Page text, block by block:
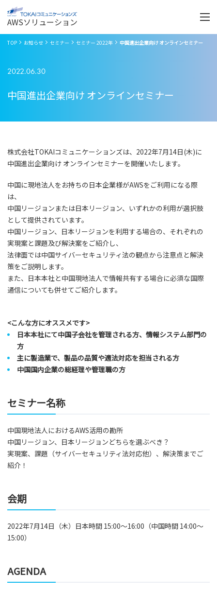
AWSソリューション
く
TOP お知らせ セミナー セミナー 2022年 中国進出企業向け オンラインセミナー
2022.06.30
中国進出企業向け オンラインセミナー
株式会社TOKAIコミュニケーションズは、2022年7月14日(木)に
中国進出企業向け オンラインセミナーを開催いたします。
中国に現地法人をお持ちの日本企業様がAWSをご利用になる際
は、
中国リージョンまたは日本リージョン、いずれかの利用が選択肢
として提供されています。
中国リージョン、日本リージョンを利用する場合の、それぞれの
実現案と課題及び解決案をご紹介し、
法律面では中国サイバーセキュリティ法の観点から注意点と解決
策をご説明します。
また、日本本社と中国現地法人で情報共有する場合に必須な国際
通信についても併せてご紹介します。
<こんな方にオススメです>
日本本社にて中国子会社を管理される方、情報システム部門の
方
主に製造業で、製品の品質や適法対応を担当される方
中国国内企業の総経理や管理職の方
セミナー名称
中国現地法人におけるAWS活用の勘所
中国リージョン、日本リージョンどちらを選ぶべき？
実現案、課題（サイバーセキュリティ法対応他）、解決策までご
紹介！
会期
2022年7月14日（木）日本時間 15:00～16:00（中国時間 14:00～
15:00）
AGENDA